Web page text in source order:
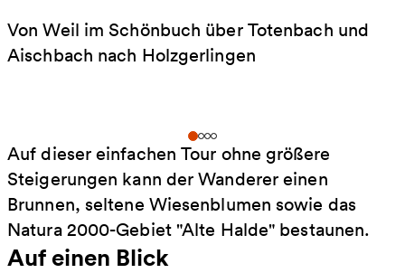
Von Weil im Schönbuch über Totenbach und
Aischbach nach Holzgerlingen
Auf dieser einfachen Tour ohne größere
Steigerungen kann der Wanderer einen
Brunnen, seltene Wiesenblumen sowie das
Natura 2000-Gebiet "Alte Halde" bestaunen.
Auf einen Blick